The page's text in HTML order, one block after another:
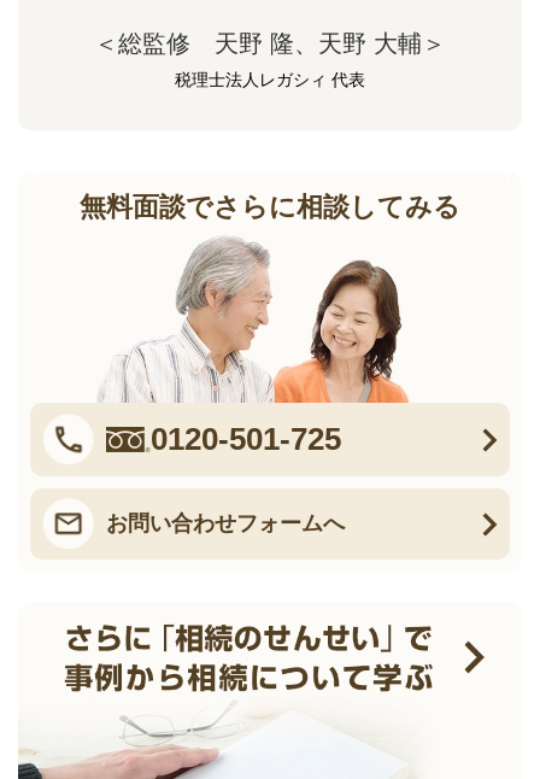
＜総監修 天野 隆、天野 大輔＞
税理士法人レガシィ 代表
無料面談でさらに相談してみる
0120-501-725
お問い合わせフォームへ